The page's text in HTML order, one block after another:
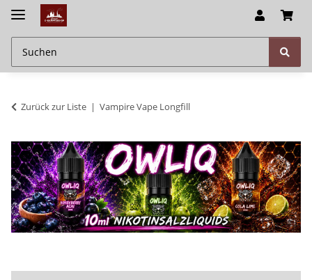
Zurück zur Liste Vampire Vape Longfill